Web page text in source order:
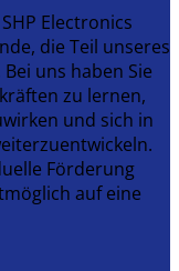
Electronics
die Teil unseres
uns haben Sie
zu lernen,
und sich in
Förderung
auf eine